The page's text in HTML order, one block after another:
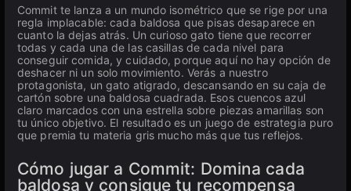
Commit te lanza a un mundo isométrico que se rige por una
regla implacable: cada baldosa que pisas desaparece en
cuanto la dejas atrás. Un curioso gato tiene que recorrer
todas y cada una de las casillas de cada nivel para
conseguir comida, y cuidado, porque aquí no hay opción de
deshacer ni un solo movimiento. Verás a nuestro
protagonista, un gato atigrado, descansando en su caja de
cartón sobre una baldosa cuadrada. Esos cuencos azul
claro marcados con una estrella sobre piezas amarillas son
tu único objetivo. El resultado es un juego de estrategia puro
que premia tu materia gris mucho más que tus reflejos.
Cómo jugar a Commit: Domina cada
baldosa y consigue tu recompensa